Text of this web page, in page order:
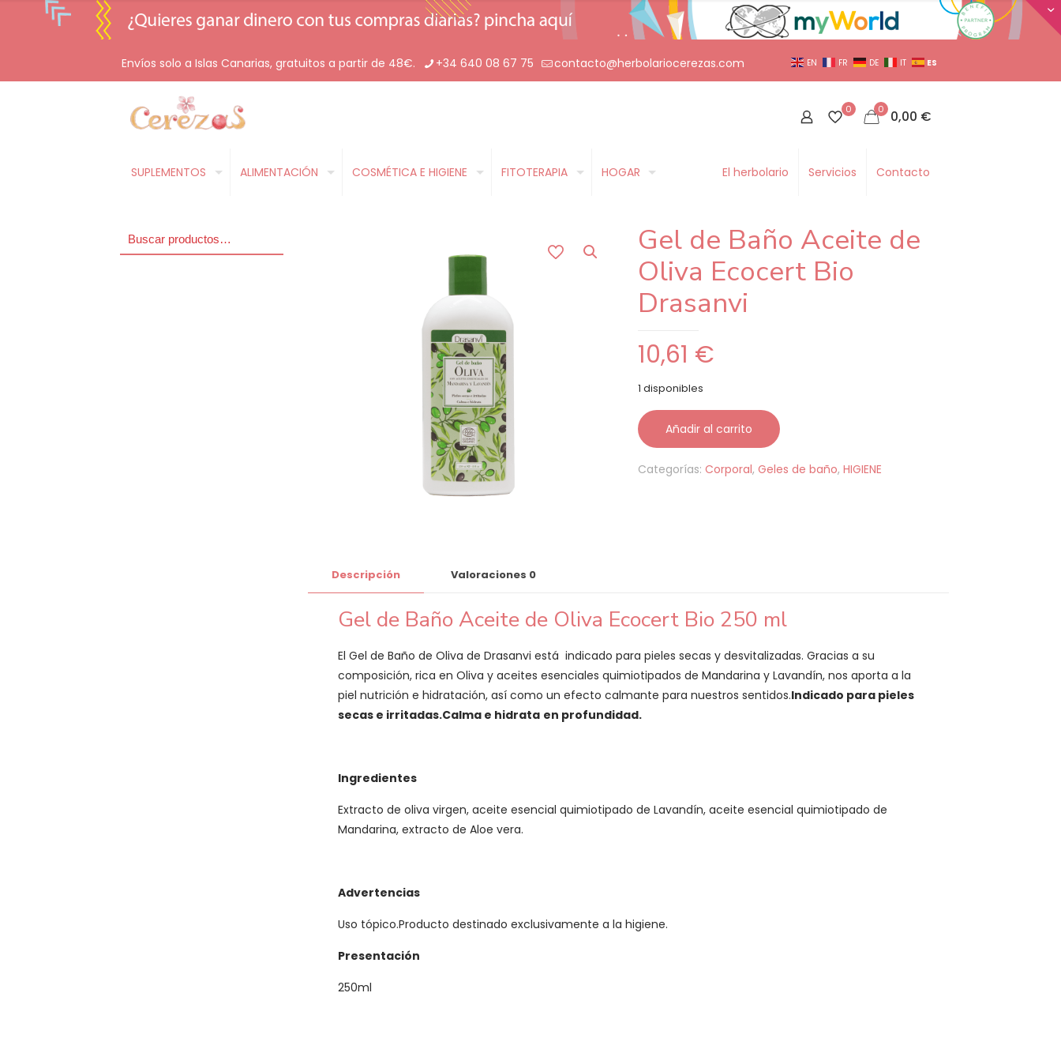
Envíos solo a Islas Canarias, gratuitos a partir de 48€. +34 640 08 67 75 contacto@herbolariocerezas.com EN FR DE IT ES
0 0 0,00 €
SUPLEMENTOS ALIMENTACIÓN COSMÉTICA E HIGIENE FITOTERAPIA HOGAR El herbolario Servicios Contacto
Gel de Baño Aceite de
Oliva Ecocert Bio
Drasanvi
10,61 €
1 disponibles
Añadir al carrito
Categorías:Corporal,Geles de baño,HIGIENE
Descripción Valoraciones 0
Gel de Baño Aceite de Oliva Ecocert Bio 250 ml
El Gel de Baño de Oliva de Drasanvi está indicado para pieles secas y desvitalizadas. Gracias a su
composición, rica en Oliva y aceites esenciales quimiotipados de Mandarina y Lavandín, nos aporta a la
piel nutrición e hidratación, así como un efecto calmante para nuestros sentidos.Indicado para pieles
secas e irritadas.Calma e hidrata en profundidad.
Ingredientes
Extracto de oliva virgen, aceite esencial quimiotipado de Lavandín, aceite esencial quimiotipado de
Mandarina, extracto de Aloe vera.
Advertencias
Uso tópico.Producto destinado exclusivamente a la higiene.
Presentación
250ml